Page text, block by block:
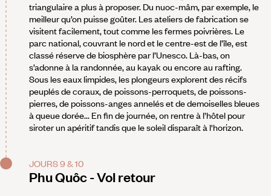
triangulaire a plus à proposer. Du nuoc-mâm, par exemple, le
meilleur qu’on puisse goûter. Les ateliers de fabrication se
visitent facilement, tout comme les fermes poivrières. Le
parc national, couvrant le nord et le centre-est de l’île, est
classé réserve de biosphère par l’Unesco. Là-bas, on
s’adonne à la randonnée, au kayak ou encore au rafting.
Sous les eaux limpides, les plongeurs explorent des récifs
peuplés de coraux, de poissons-perroquets, de poissons-
pierres, de poissons-anges annelés et de demoiselles bleues
à queue dorée... En fin de journée, on rentre à l’hôtel pour
siroter un apéritif tandis que le soleil disparaît à l'horizon.
JOURS 9 & 10
Phu Quôc - Vol retour